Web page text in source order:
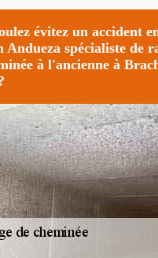
évitez un accident
Andueza spécialiste de
à l'ancienne à